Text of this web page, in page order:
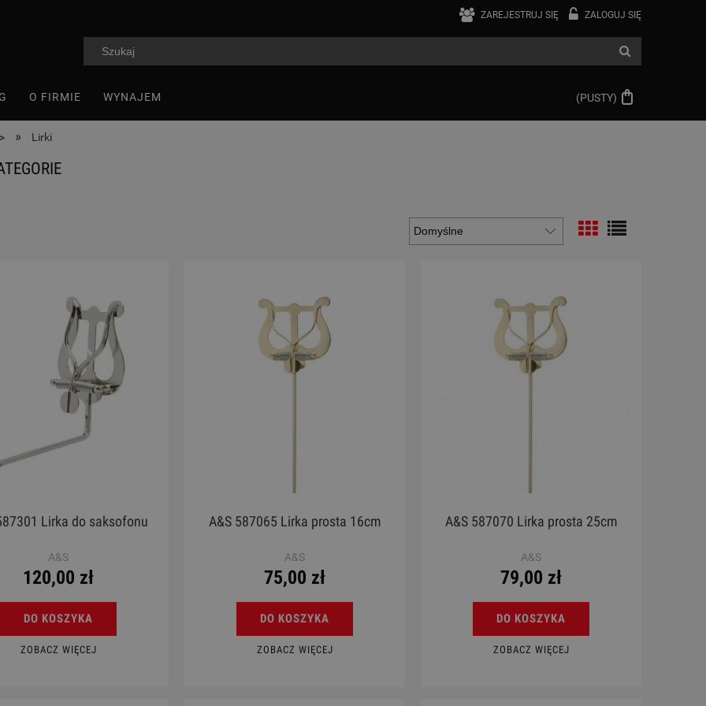
ZAREJESTRUJ SIĘ ZALOGUJ SIĘ
(PUSTY)
O FIRMIE WYNAJEM
» Lirki
Lirka do saksofonu
A&S
120,00 zł
DO KOSZYKA
ZOBACZ WIĘCEJ
A&S 587065 Lirka prosta 16cm
A&S
75,00 zł
DO KOSZYKA
ZOBACZ WIĘCEJ
A&S 587070 Lirka prosta 25cm
A&S
79,00 zł
DO KOSZYKA
ZOBACZ WIĘCEJ